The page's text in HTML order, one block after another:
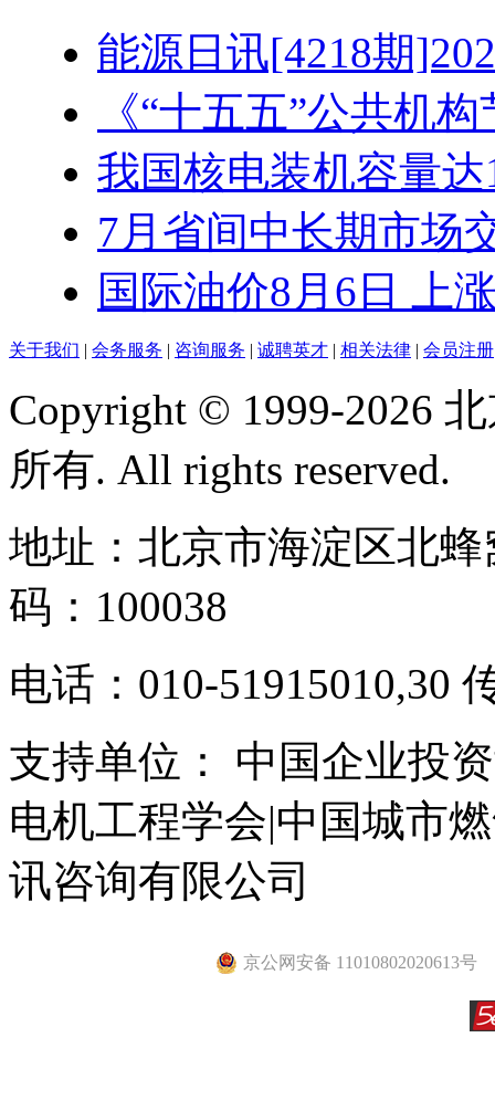
能源日讯[4218期
《“十五五”公共机
我国核电装机容量达
7月省间中长期市场
国际油价8月6日 上
关于我们 | 会务服务 | 咨询服务 | 诚聘英才 | 相关法律 | 会员注册
Copyright © 1999-2026
所有. All rights reserved.
地址：北京市海淀区北
码：100038
电话：010-51915010,30
支持单位： 中国企业投
电机工程学会|中国城市
讯咨询有限公司
京公网安备 11010802020613号